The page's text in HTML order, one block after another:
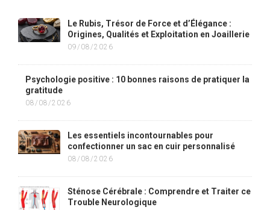
Le Rubis, Trésor de Force et d’Élégance :
Origines, Qualités et Exploitation en Joaillerie
09/08/2026
Psychologie positive : 10 bonnes raisons de pratiquer la
gratitude
08/08/2026
Les essentiels incontournables pour
confectionner un sac en cuir personnalisé
08/08/2026
Sténose Cérébrale : Comprendre et Traiter ce
Trouble Neurologique